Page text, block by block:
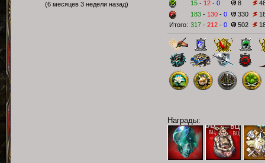
(6 месяцев 3 недели назад)
15 - 12 - 0 8
183 - 130 - 0 330
Итого: 317 - 212 - 0 502
Награды: